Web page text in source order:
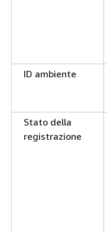
ID ambiente
Stato della
registrazione